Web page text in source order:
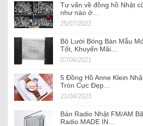
Tư vấn về đồng hồ Nhật
như nào ở…
25/07/2022
Bộ Lưới Bóng Bàn Mẫu
Tốt, Khuyến Mãi…
07/06/2021
5 Đồng Hồ Anne Klein
Tròn Cực Đẹp…
21/04/2023
Bán Radio Nhật FM/AM
Radio MADE IN…